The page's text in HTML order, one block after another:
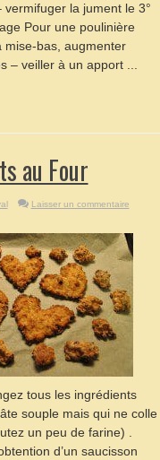
la jument le 3°
Pour une poulinière
mise-bas, augmenter
– veiller à un apport ...
au Four
Laisser un commentaire
tous les ingrédients
souple mais qui ne colle
un peu de farine) .
d’un saucisson